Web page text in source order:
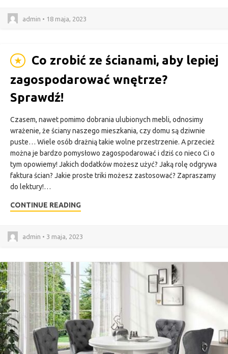
admin • 18 maja, 2023
★
Co zrobić ze ścianami, aby lepiej
zagospodarować wnętrze?
Sprawdź!
Czasem, nawet pomimo dobrania ulubionych mebli, odnosimy
wrażenie, że ściany naszego mieszkania, czy domu są dziwnie
puste… Wiele osób drażnią takie wolne przestrzenie. A przecież
można je bardzo pomysłowo zagospodarować i dziś co nieco Ci o
tym opowiemy! Jakich dodatków możesz użyć? Jaką rolę odgrywa
faktura ścian? Jakie proste triki możesz zastosować? Zapraszamy
do lektury!…
CONTINUE READING
admin • 3 maja, 2023